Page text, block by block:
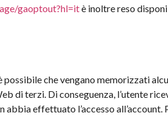
gaoptout?hl=itè inoltre reso
che vengano memorizzati
di terzi. Di conseguenza, l’utente
abbia effettuato l’accesso